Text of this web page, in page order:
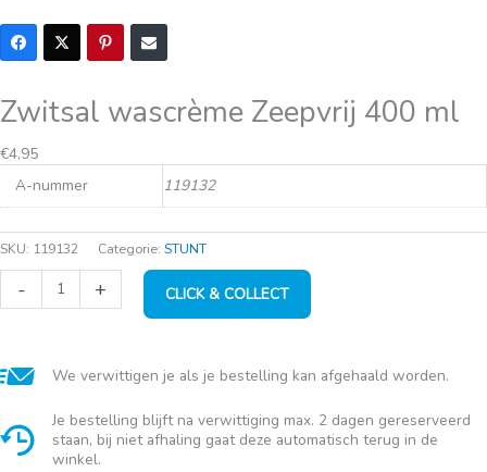
Zwitsal wascrème Zeepvrij 400 ml
€4,95
A-nummer
119132
SKU: 119132 Categorie: STUNT
-
Zwitsal
wascrème
aantal
+ CLICK & COLLECT
We verwittigen je als je bestelling kan afgehaald worden.
Je bestelling blijft na verwittiging max. 2 dagen gereserveerd
staan, bij niet afhaling gaat deze automatisch terug in de
winkel.